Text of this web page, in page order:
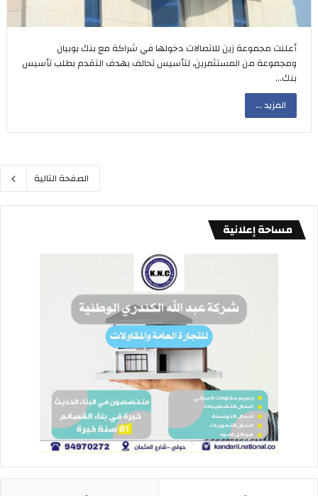
أعلنت مجموعة زين للاتصالات دخولها في شراكة مع بنك بوبيان
ومجموعة من المستثمرين، لتأسيس تحالف بهدف التقدم بطلب تأسيس
بنك…
المزيد ...
الصفحة التالية
مساحة إعلانية